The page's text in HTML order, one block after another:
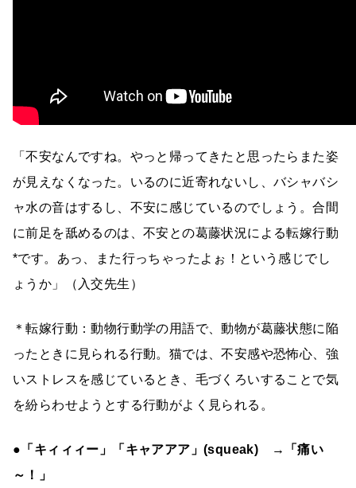
「不安なんですね。やっと帰ってきたと思ったらまた姿
が見えなくなった。いるのに近寄れないし、バシャバシ
ャ水の音はするし、不安に感じているのでしょう。合間
に前足を舐めるのは、不安との葛藤状況による転嫁行動
*です。あっ、また行っちゃったよぉ！という感じでし
ょうか」（入交先生）
＊転嫁行動：動物行動学の用語で、動物が葛藤状態に陥
ったときに見られる行動。猫では、不安感や恐怖心、強
いストレスを感じているとき、毛づくろいすることで気
を紛らわせようとする行動がよく見られる。
●「キィィィー」「キャアアア」(squeak) →「痛い
～！」